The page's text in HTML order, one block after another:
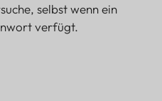
selbst wenn ein
verfügt.